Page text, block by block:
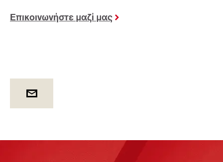
Επικοινωνήστε μαζί μας